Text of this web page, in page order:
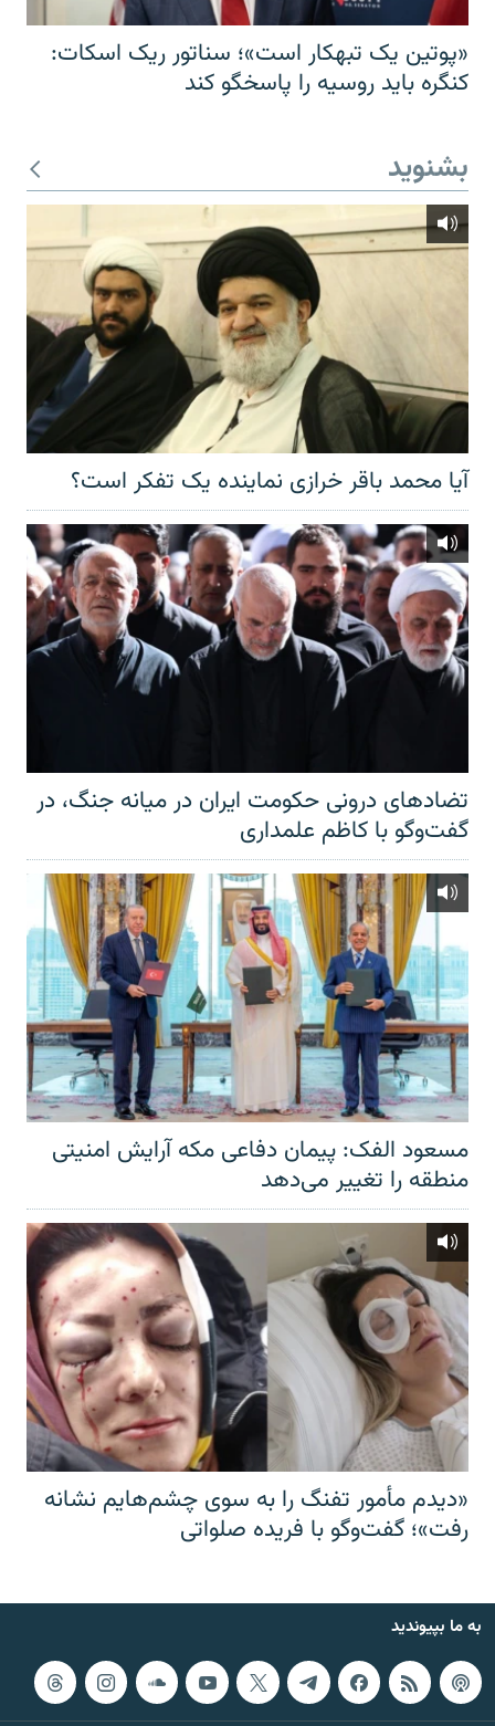
«پوتین یک تبهکار است»؛ سناتور ریک اسکات:
کنگره باید روسیه را پاسخگو کند
بشنوید
آیا محمد باقر خرازی نماینده یک تفکر است؟
تضادهای درونی حکومت ایران در میانه جنگ، در
گفت‌‌وگو با کاظم علمداری
مسعود الفک: پیمان دفاعی مکه آرایش امنیتی
منطقه را تغییر می‌دهد
«دیدم مأمور تفنگ را به سوی چشم‌هایم نشانه
رفت»؛ گفت‌و‌گو با فریده صلواتی
به ما بپیوندید